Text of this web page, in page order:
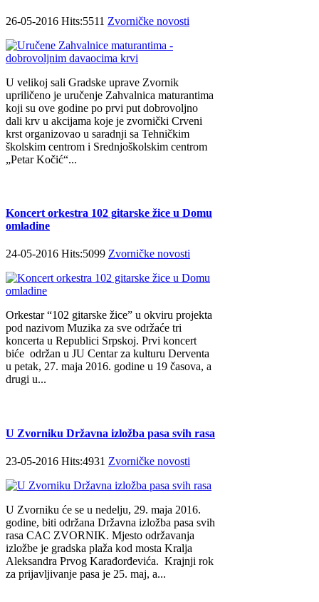
26-05-2016 Hits:5511 Zvorničke novosti
U velikoj sali Gradske uprave Zvornik
upriličeno je uručenje Zahvalnica maturantima
koji su ove godine po prvi put dobrovoljno
dali krv u akcijama koje je zvornički Crveni
krst organizovao u saradnji sa Tehničkim
školskim centrom i Srednjoškolskim centrom
„Petar Kočić“...
Koncert orkestra 102 gitarske žice u Domu
omladine
24-05-2016 Hits:5099 Zvorničke novosti
Orkestar “102 gitarske žice” u okviru projekta
pod nazivom Muzika za sve održaće tri
koncerta u Republici Srpskoj. Prvi koncert
biće održan u JU Centar za kulturu Derventa
u petak, 27. maja 2016. godine u 19 časova, a
drugi u...
U Zvorniku Državna izložba pasa svih rasa
23-05-2016 Hits:4931 Zvorničke novosti
U Zvorniku će se u nedelju, 29. maja 2016.
godine, biti održana Državna izložba pasa svih
rasa CAC ZVORNIK. Mjesto održavanja
izložbe je gradska plaža kod mosta Kralja
Aleksandra Prvog Karađorđevića. Krajnji rok
za prijavljivanje pasa je 25. maj, a...